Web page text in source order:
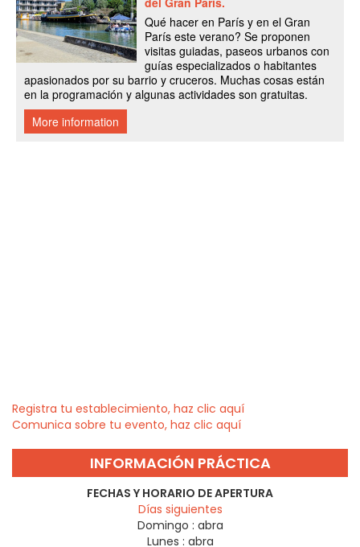
Registra tu establecimiento, haz clic aquí
Comunica sobre tu evento, haz clic aquí
INFORMACIÓN PRÁCTICA
FECHAS Y HORARIO DE APERTURA
Días siguientes
Domingo : abra
Lunes : abra